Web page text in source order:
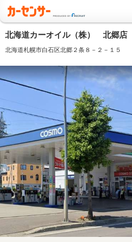
北海道カーオイル（株） 北郷店
北海道札幌市白石区北郷２条８－２－１５